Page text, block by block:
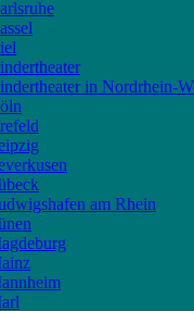
in Nordrhein-
am Rhein